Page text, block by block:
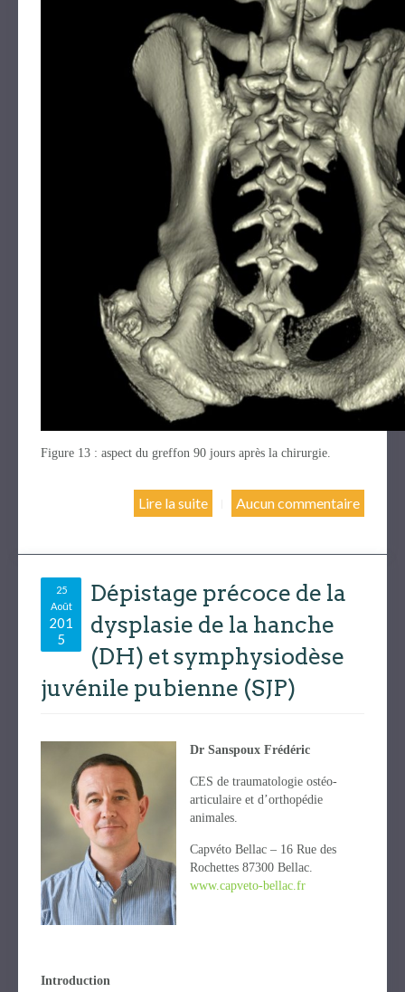
Figure 13 : aspect du greffon 90 jours après la chirurgie.
Lire la suite Aucun commentaire
25
Août
201
5
Dépistage précoce de la
dysplasie de la hanche
(DH) et symphysiodèse
juvénile pubienne (SJP)
Dr Sanspoux Frédéric
CES de traumatologie ostéo-
articulaire et d’orthopédie
animales.
Capvéto Bellac – 16 Rue des
Rochettes 87300 Bellac.
www.capveto-bellac.fr
Introduction